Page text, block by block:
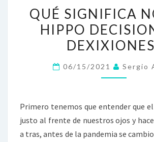
NO
MÁS
QUÉ SIGNIFICA
HIPPO
06/15/2021 Sergio
Primero tenemos que entender que
justo al frente de nuestros ojos y
a tras, antes de la pandemia se